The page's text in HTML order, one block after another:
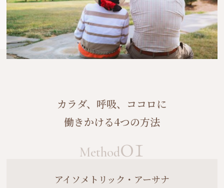
カラダ、呼吸、ココロに
働きかける4つの方法
Method01
アイソメトリック・アーサナ